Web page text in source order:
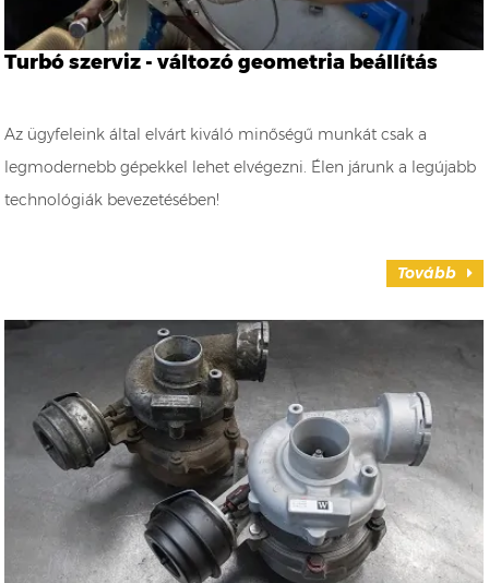
Turbó szerviz - változó geometria beállítás
Az ügyfeleink által elvárt kiváló minőségű munkát csak a
legmodernebb gépekkel lehet elvégezni. Élen járunk a legújabb
technológiák bevezetésében!
Tovább